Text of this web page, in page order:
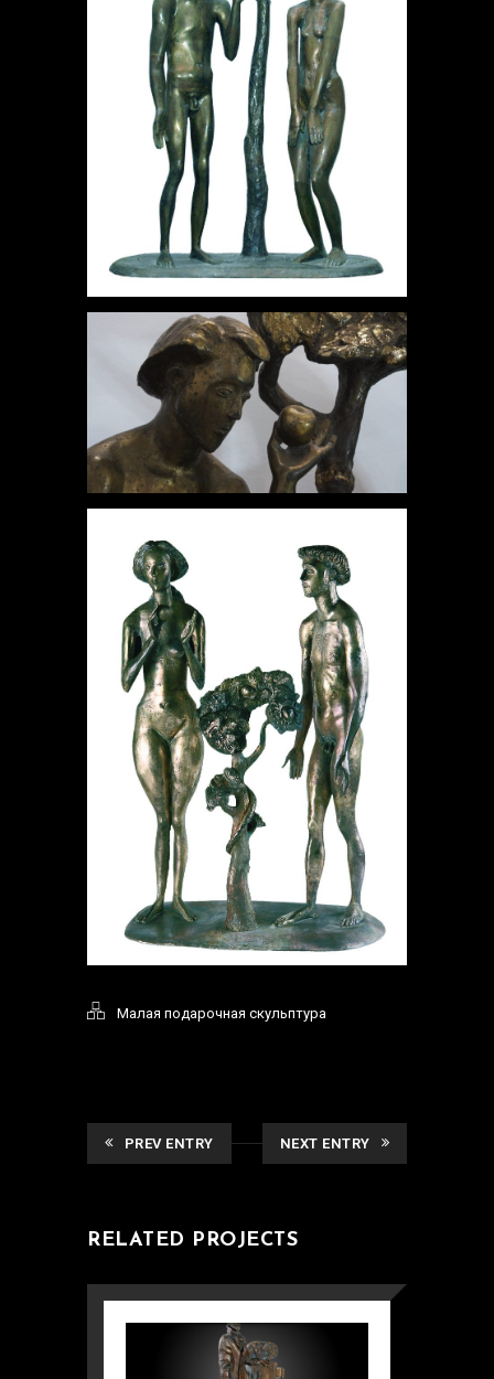
Малая подарочная скульптура
PREV ENTRY NEXT ENTRY
RELATED PROJECTS